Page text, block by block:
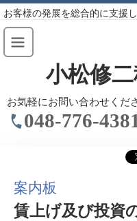
お客様の発展を総合的に支援し
小松修
お気軽にお問い合わせくだ
048-776-
案内板
賃上げ及び投資